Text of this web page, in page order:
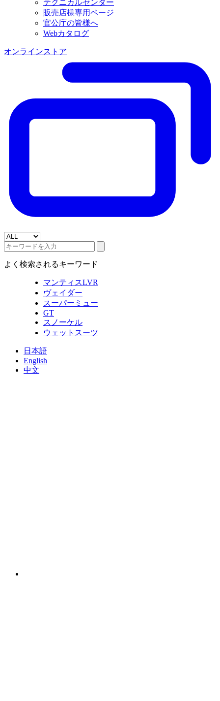
テクニカルセンター
販売店様専用ページ
官公庁の皆様へ
Webカタログ
オンラインストア
よく検索されるキーワード
マンティスLVR
ヴェイダー
スーパーミュー
GT
スノーケル
ウェットスーツ
日本語
English
中文